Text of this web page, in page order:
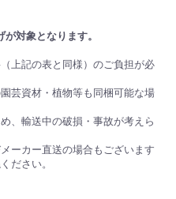
対象となります。
上記の表と同様）のご負担が必
芸資材・植物等も同梱可能な場
、輸送中の破損・事故が考えら
ーカー直送の場合もございます
ださい。